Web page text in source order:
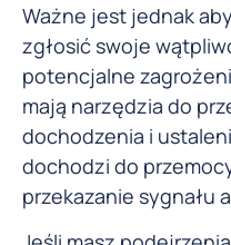
Ważne jest jednak
zgłosić swoje
potencjalne
mają narzędzia do
dochodzenia i
dochodzi do
przekazanie sygnału